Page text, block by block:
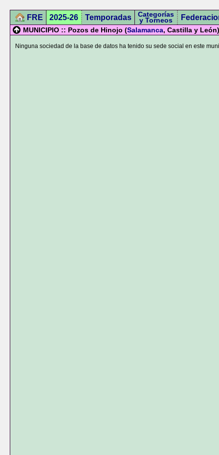
FRE 2025-26 Temporadas Categorías
y Torneos
MUNICIPIO :: Pozos de Hinojo (Salamanca, Castilla y León)
Ninguna sociedad de la base de datos ha tenido su sede social en este